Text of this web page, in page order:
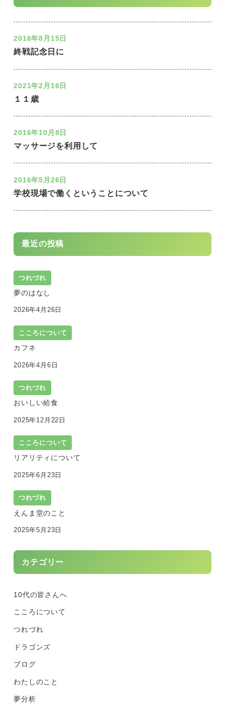
終戦記念日に
2016年8月15日
１１歳
2021年2月16日
マッサージを利用して
2016年10月8日
学校現場で働くということについて
2016年5月26日
最近の投稿
つれづれ
夢のはなし
2026年4月26日
こころについて
カフネ
2026年4月6日
つれづれ
おいしい給食
2025年12月22日
こころについて
リアリティについて
2025年6月23日
つれづれ
えんま堂のこと
2025年5月23日
カテゴリー
10代の皆さんへ
こころについて
つれづれ
ドラゴンズ
ブログ
わたしのこと
夢分析